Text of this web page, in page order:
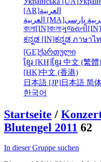
[AR]العربية
العربية [MA]
বাংলা[IN]বাংলাગુજરાતી[IN]
ಕನ್ನಡ [IN]ಕನ್ನಡ ภาษาไ
[GE]ქართული
ខ្មែរ [KH]ខ្មែរ 中文 (繁
[HK]中文 (香港)
日本語 [JP]日本語 简
한국어
Startseite /
Blutengel 2011 62
In dieser Gruppe suchen